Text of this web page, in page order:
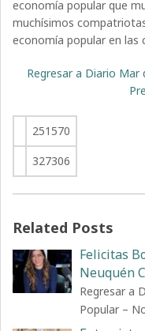
economía popular que
muchísimos
economía popular en las
Regresar a Diario
251570
327306
Related Posts
Felicitas
Neuquén
Regresar a
Popular –